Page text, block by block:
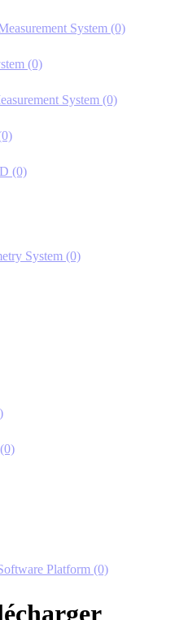
System (0)
(0)
System (0)
(0)
System (0)
(0)
Platform (0)